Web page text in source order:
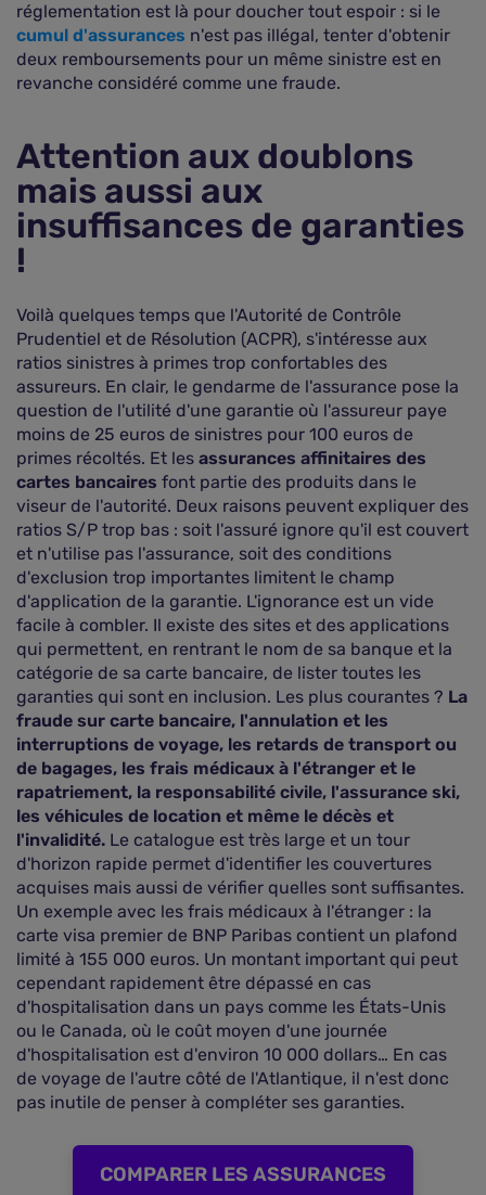
réglementation est là pour doucher tout espoir : si le
cumul d'assurances n'est pas illégal, tenter d'obtenir
deux remboursements pour un même sinistre est en
revanche considéré comme une fraude.
Attention aux doublons
mais aussi aux
insuffisances de garanties
!
Voilà quelques temps que l'Autorité de Contrôle
Prudentiel et de Résolution (ACPR), s'intéresse aux
ratios sinistres à primes trop confortables des
assureurs. En clair, le gendarme de l'assurance pose la
question de l'utilité d'une garantie où l'assureur paye
moins de 25 euros de sinistres pour 100 euros de
primes récoltés. Et les assurances affinitaires des
cartes bancaires font partie des produits dans le
viseur de l'autorité. Deux raisons peuvent expliquer des
ratios S/P trop bas : soit l'assuré ignore qu'il est couvert
et n'utilise pas l'assurance, soit des conditions
d'exclusion trop importantes limitent le champ
d'application de la garantie. L'ignorance est un vide
facile à combler. Il existe des sites et des applications
qui permettent, en rentrant le nom de sa banque et la
catégorie de sa carte bancaire, de lister toutes les
garanties qui sont en inclusion. Les plus courantes ? La
fraude sur carte bancaire, l'annulation et les
interruptions de voyage, les retards de transport ou
de bagages, les frais médicaux à l'étranger et le
rapatriement, la responsabilité civile, l'assurance ski,
les véhicules de location et même le décès et
l'invalidité. Le catalogue est très large et un tour
d'horizon rapide permet d'identifier les couvertures
acquises mais aussi de vérifier quelles sont suffisantes.
Un exemple avec les frais médicaux à l'étranger : la
carte visa premier de BNP Paribas contient un plafond
limité à 155 000 euros. Un montant important qui peut
cependant rapidement être dépassé en cas
d'hospitalisation dans un pays comme les États-Unis
ou le Canada, où le coût moyen d'une journée
d'hospitalisation est d'environ 10 000 dollars… En cas
de voyage de l'autre côté de l'Atlantique, il n'est donc
pas inutile de penser à compléter ses garanties.
COMPARER LES ASSURANCES